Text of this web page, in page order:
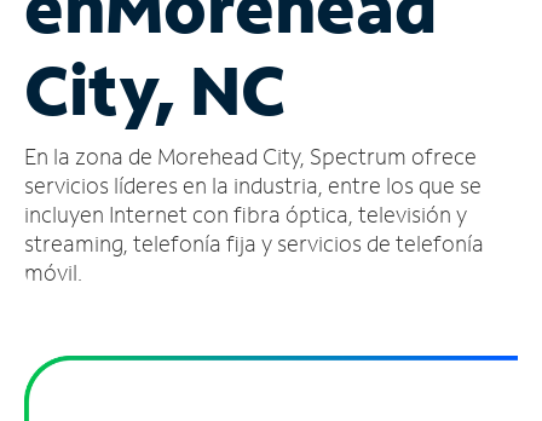
cuenta
Encuentra
tienda
City, NC
En la zona de Morehead City, Spectrum ofrece
servicios líderes en la industria, entre los que se
incluyen Internet con fibra óptica, televisión y
streaming, telefonía fija y servicios de telefonía
móvil.